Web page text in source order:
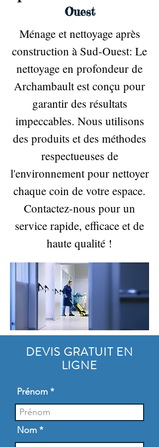
Ouest
Ménage et nettoyage après
construction à Sud-Ouest: Le
nettoyage en profondeur de
Archambault est conçu pour
garantir des résultats
impeccables. Nous utilisons
des produits et des méthodes
respectueuses de
l'environnement pour nettoyer
chaque coin de votre espace.
Contactez-nous pour un
service rapide, efficace et de
haute qualité !
DEVIS GRATUIT EN
LIGNE
Prénom
Nom